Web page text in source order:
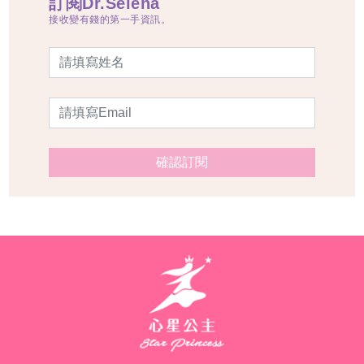
接收變有錢的第一手資訊。
確認訂閱